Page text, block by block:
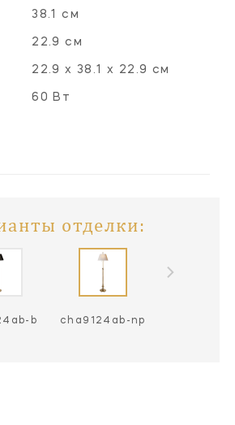
38.1 см
22.9 см
22.9 х 38.1 х 22.9 см
60 Вт
отделки:
b cha9124ab-np